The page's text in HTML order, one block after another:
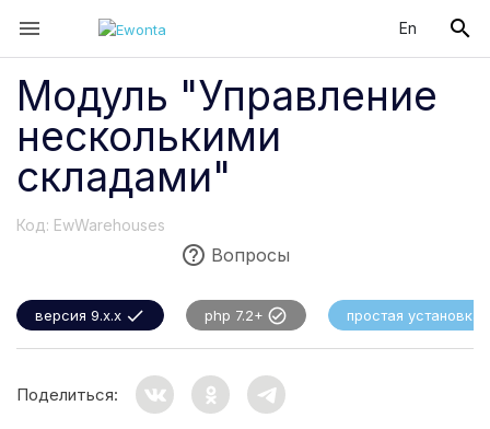
 En 
Модуль "Управление
несколькими
складами"
Код: EwWarehouses
 Вопросы
версия 9.x.x  php 7.2+  простая установка
Поделиться: